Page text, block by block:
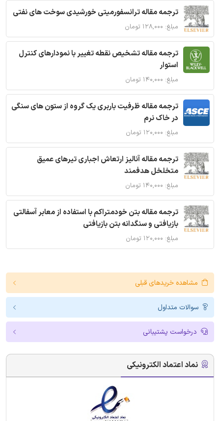
ترجمه مقاله ترانسفورمیتی خورشیدی سوخت های نفتی
مبلغ: ۱۲۸,۰۰۰ تومان
ترجمه مقاله تشخیص نقطه تغییر با نمودارهای کنترل
استوار
مبلغ: ۱۴۰,۰۰۰ تومان
ترجمه مقاله ظرفیت باربری یک گروه از ستون های سنگی
در خاک نرم
مبلغ: ۱۲۰,۰۰۰ تومان
ترجمه مقاله آنالیز ارتعاش اجباری تیرهای عمیق
متخلخل هدفمند
مبلغ: ۱۴۰,۰۰۰ تومان
ترجمه مقاله بتن خودمتراکم با استفاده از معابر آسفالتی
بازیافتی و سنگدانه بتن بازیافتی
مبلغ: ۱۲۰,۰۰۰ تومان
مشاهده خریدهای قبلی
سوالات متداول
درخواست پشتیبانی
نماد اعتماد الکترونیکی